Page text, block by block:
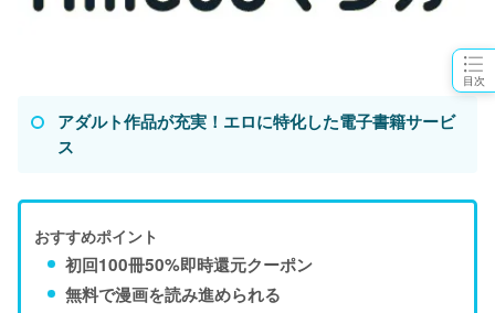
目次
アダルト作品が充実！エロに特化した電子書籍サービ
ス
おすすめポイント
初回100冊50%即時還元クーポン
無料で漫画を読み進められる